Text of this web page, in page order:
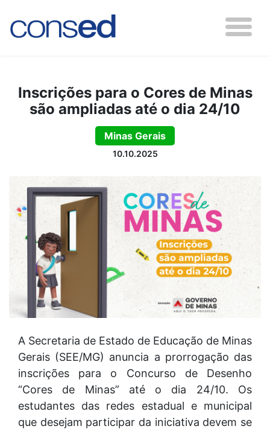
Inscrições para o Cores de Minas
são ampliadas até o dia 24/10
Minas Gerais
10.10.2025
A Secretaria de Estado de Educação de Minas
Gerais (SEE/MG) anuncia a prorrogação das
inscrições para o Concurso de Desenho
“Cores de Minas” até o dia 24/10. Os
estudantes das redes estadual e municipal
que desejam participar da iniciativa devem se